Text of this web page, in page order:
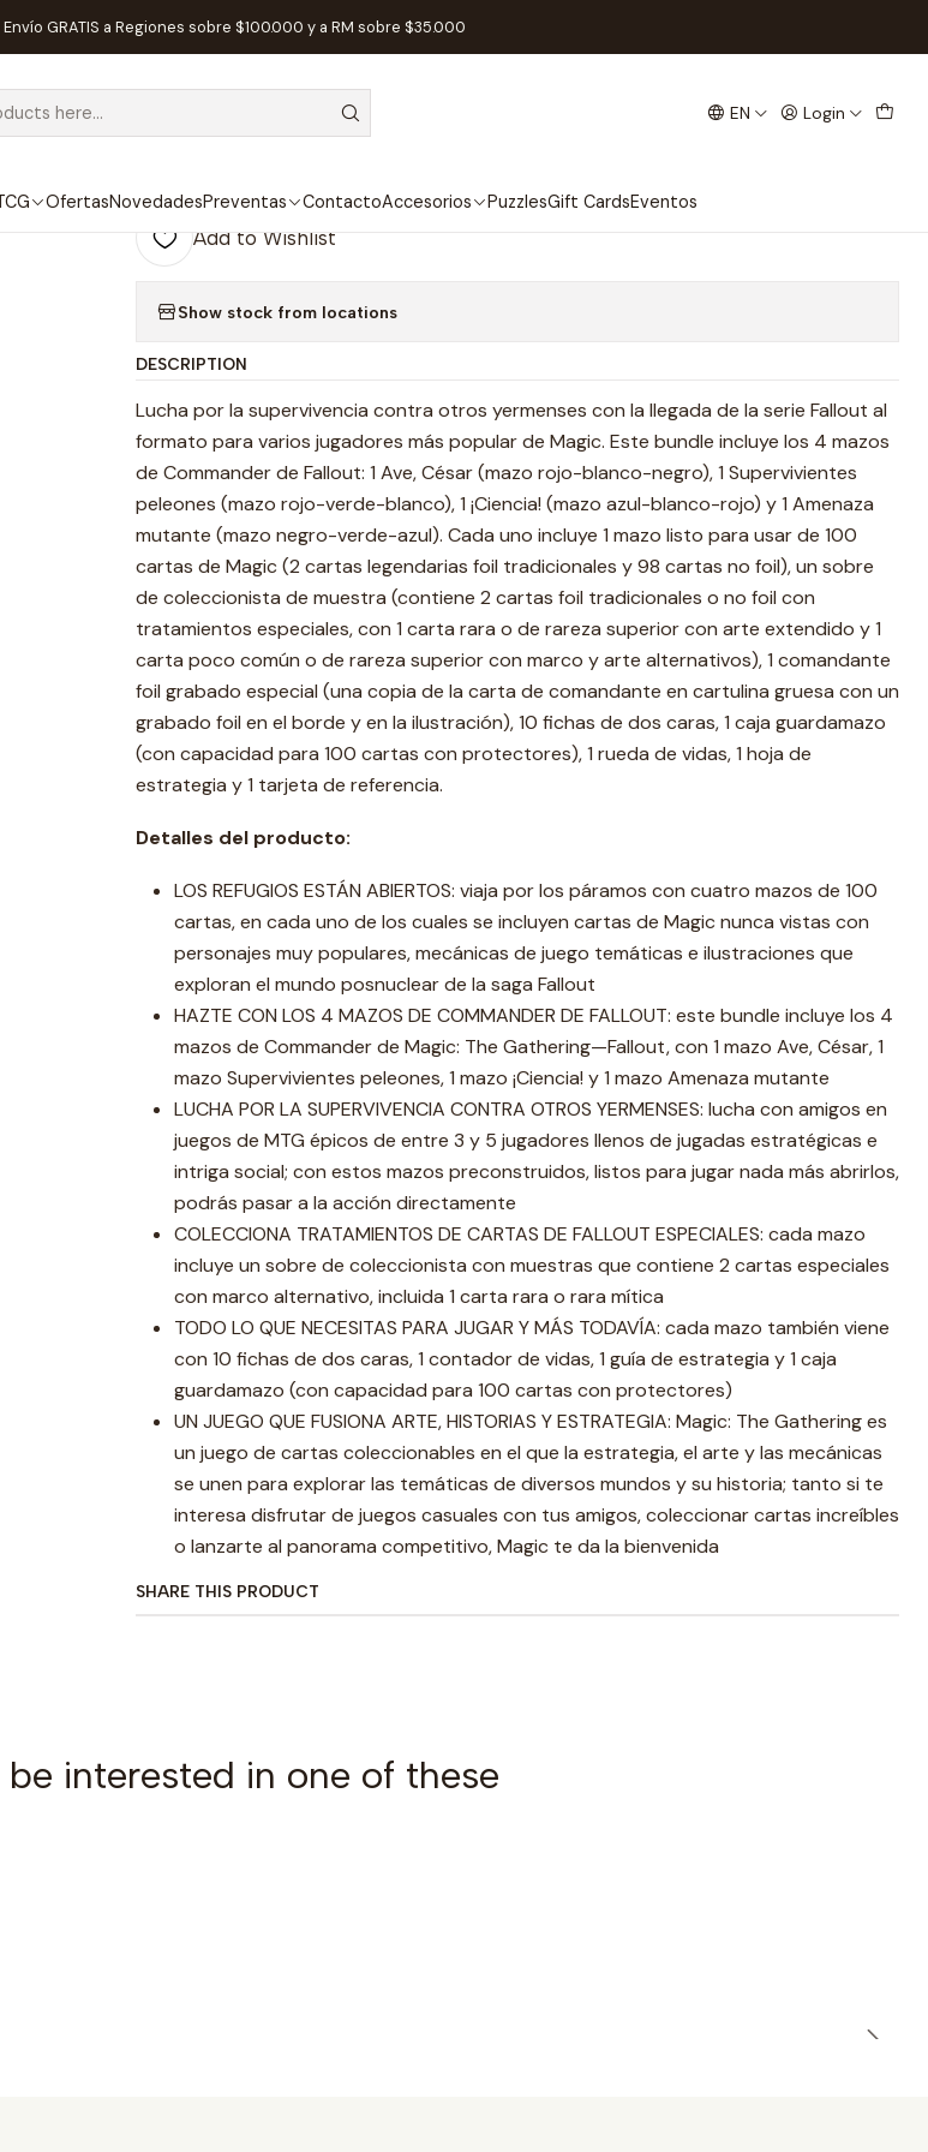
EN Login
OfertasNovedadesPreventas ContactoAccesorios PuzzlesGift CardsEventos
GRATIS a Regiones sobre $100.000 y a RM sobre $35.000
Sellados Magic The Gathering MTG Commander Deck: Fallout - Science! - Inglés
MTG Commander Deck: Fallout - Science! -
Add to Wishlist
Show stock from locations
DESCRIPTION
Lucha por la supervivencia contra otros yermenses con la llegada de la serie Fallout al
formato para varios jugadores más popular de Magic. Este bundle incluye los 4 mazos
de Commander de Fallout: 1 Ave, César (mazo rojo-blanco-negro), 1 Supervivientes
peleones (mazo rojo-verde-blanco), 1 ¡Ciencia! (mazo azul-blanco-rojo) y 1 Amenaza
mutante (mazo negro-verde-azul). Cada uno incluye 1 mazo listo para usar de 100
cartas de Magic (2 cartas legendarias foil tradicionales y 98 cartas no foil), un sobre
de coleccionista de muestra (contiene 2 cartas foil tradicionales o no foil con
tratamientos especiales, con 1 carta rara o de rareza superior con arte extendido y 1
carta poco común o de rareza superior con marco y arte alternativos), 1 comandante
foil grabado especial (una copia de la carta de comandante en cartulina gruesa con un
grabado foil en el borde y en la ilustración), 10 fichas de dos caras, 1 caja guardamazo
(con capacidad para 100 cartas con protectores), 1 rueda de vidas, 1 hoja de
estrategia y 1 tarjeta de referencia.
Detalles del producto:
LOS REFUGIOS ESTÁN ABIERTOS: viaja por los páramos con cuatro mazos de 100
cartas, en cada uno de los cuales se incluyen cartas de Magic nunca vistas con
personajes muy populares, mecánicas de juego temáticas e ilustraciones que
exploran el mundo posnuclear de la saga Fallout
HAZTE CON LOS 4 MAZOS DE COMMANDER DE FALLOUT: este bundle incluye los 4
mazos de Commander de Magic: The Gathering—Fallout, con 1 mazo Ave, César, 1
mazo Supervivientes peleones, 1 mazo ¡Ciencia! y 1 mazo Amenaza mutante
LUCHA POR LA SUPERVIVENCIA CONTRA OTROS YERMENSES: lucha con amigos en
juegos de MTG épicos de entre 3 y 5 jugadores llenos de jugadas estratégicas e
intriga social; con estos mazos preconstruidos, listos para jugar nada más abrirlos,
podrás pasar a la acción directamente
COLECCIONA TRATAMIENTOS DE CARTAS DE FALLOUT ESPECIALES: cada mazo
incluye un sobre de coleccionista con muestras que contiene 2 cartas especiales
con marco alternativo, incluida 1 carta rara o rara mítica
TODO LO QUE NECESITAS PARA JUGAR Y MÁS TODAVÍA: cada mazo también viene
con 10 fichas de dos caras, 1 contador de vidas, 1 guía de estrategia y 1 caja
guardamazo (con capacidad para 100 cartas con protectores)
UN JUEGO QUE FUSIONA ARTE, HISTORIAS Y ESTRATEGIA: Magic: The Gathering es
un juego de cartas coleccionables en el que la estrategia, el arte y las mecánicas
se unen para explorar las temáticas de diversos mundos y su historia; tanto si te
interesa disfrutar de juegos casuales con tus amigos, coleccionar cartas increíbles
o lanzarte al panorama competitivo, Magic te da la bienvenida
SHARE THIS PRODUCT
interested in one of these